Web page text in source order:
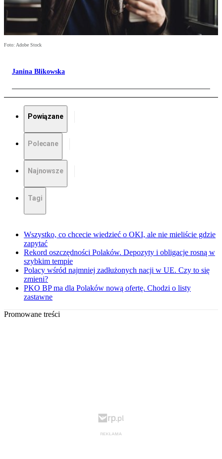
Foto: Adobe Stock
Janina Blikowska
Powiązane
Polecane
Najnowsze
Tagi
Wszystko, co chcecie wiedzieć o OKI, ale nie mieliście gdzie
zapytać
Rekord oszczędności Polaków. Depozyty i obligacje rosną w
szybkim tempie
Polacy wśród najmniej zadłużonych nacji w UE. Czy to się
zmieni?
PKO BP ma dla Polaków nową ofertę. Chodzi o listy
zastawne
Promowane treści